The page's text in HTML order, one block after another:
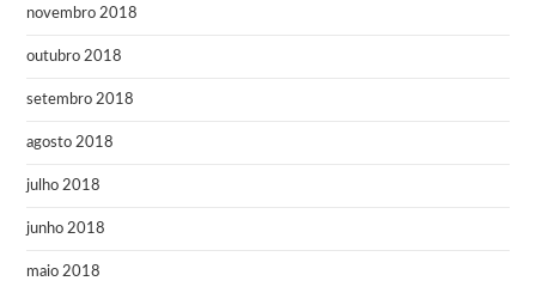
novembro 2018
outubro 2018
setembro 2018
agosto 2018
julho 2018
junho 2018
maio 2018